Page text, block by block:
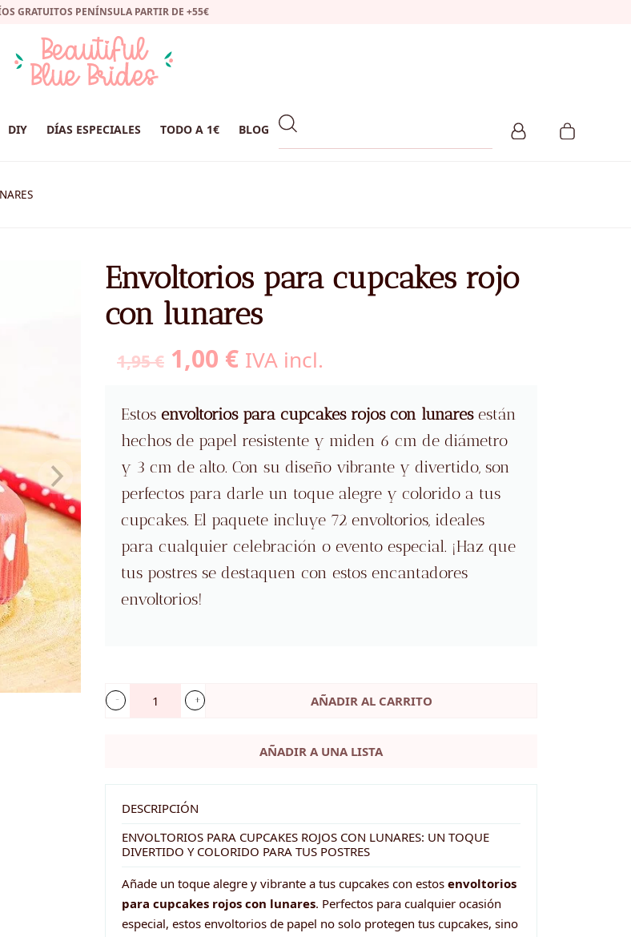
GRATUITOS PENÍNSULA PARTIR DE +55€
DIY DÍAS ESPECIALES TODO A 1€ BLOG
Envoltorios para cupcakes rojo
con lunares
1,95€ El
precio
original
era:
1,95 €.
1,00 €El
actual
es:
1,00 €.
IVA incl.
Estos envoltorios para cupcakes rojos con lunaresestán
hechos de papel resistente y miden 6 cm de diámetro
y 3 cm de alto. Con su diseño vibrante y divertido, son
perfectos para darle un toque alegre y colorido a tus
cupcakes. El paquete incluye 72 envoltorios, ideales
para cualquier celebración o evento especial. ¡Haz que
tus postres se destaquen con estos encantadores
envoltorios!
Envoltorios
rojo
con
lunares
cantidad
AÑADIR AL CARRITO
AÑADIR A UNA LISTA
DESCRIPCIÓN
ENVOLTORIOS PARA CUPCAKES ROJOS CON LUNARES: UN TOQUE
DIVERTIDO Y COLORIDO PARA TUS POSTRES
Añade un toque alegre y vibrante a tus cupcakes con estos envoltorios
para cupcakes rojos con lunares. Perfectos para cualquier ocasión
especial, estos envoltorios de papel no solo protegen tus cupcakes, sino